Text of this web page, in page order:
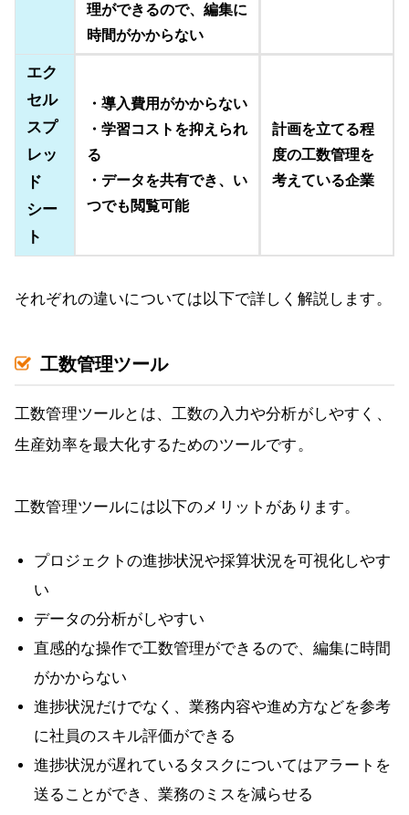
理ができるので、編集に
時間がかからない
エク
セル
スプ
レッ
ド
シー
ト
・導入費用がかからない
・学習コストを抑えられ
る
・データを共有でき、い
つでも閲覧可能
計画を立てる程
度の工数管理を
考えている企業
それぞれの違いについては以下で詳しく解説します。
工数管理ツール
工数管理ツールとは、工数の入力や分析がしやすく、
生産効率を最大化するためのツールです。
工数管理ツールには以下のメリットがあります。
プロジェクトの進捗状況や採算状況を可視化しやす
い
データの分析がしやすい
直感的な操作で工数管理ができるので、編集に時間
がかからない
進捗状況だけでなく、業務内容や進め方などを参考
に社員のスキル評価ができる
進捗状況が遅れているタスクについてはアラートを
送ることができ、業務のミスを減らせる